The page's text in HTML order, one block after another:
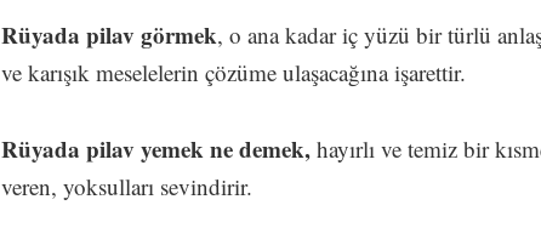
Rüyada pilav görmek, o ana kadar iç yüzü bir türlü
ve karışık meselelerin çözüme ulaşacağına işarettir.
Rüyada pilav yemek ne demek,hayırlı ve temiz bir
veren, yoksulları sevindirir.